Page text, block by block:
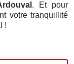
. Et pour
votre tranquillité
!